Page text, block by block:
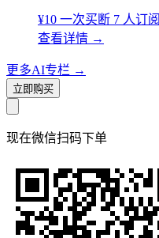
¥10 一次买断 7 人订阅
查看详情 →
更多AI专栏 →
立即购买
现在微信扫码下单